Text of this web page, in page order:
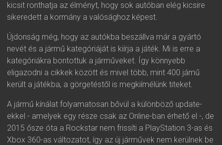
kicsit ronthatja az élményt, hogy sok autóban elég kicsire
sikeredett a kormány a valósághoz képest.
Újdonság még, hogy az autókba beszállva már a gyártó
nevét és a jármű kategóriáját is kiírja a játék. Mi is erre a
kategóriákra bontottuk a járműveket. Így könnyebb
eligazodni a cikkek között és mivel több, mint 400 jámű
került a játékba, a görgetéstől is megkiímélünk titeket.
A jármű kínálat folyamatosan bővül a különböző update-
ekkel - amelyek egy része csak az Online-ban érhető el -, de
2015 ősze óta a Rockstar nem frissíti a PlayStation 3-as és
Xbox 360-as változatot, így az új járművek nem kerülnek be